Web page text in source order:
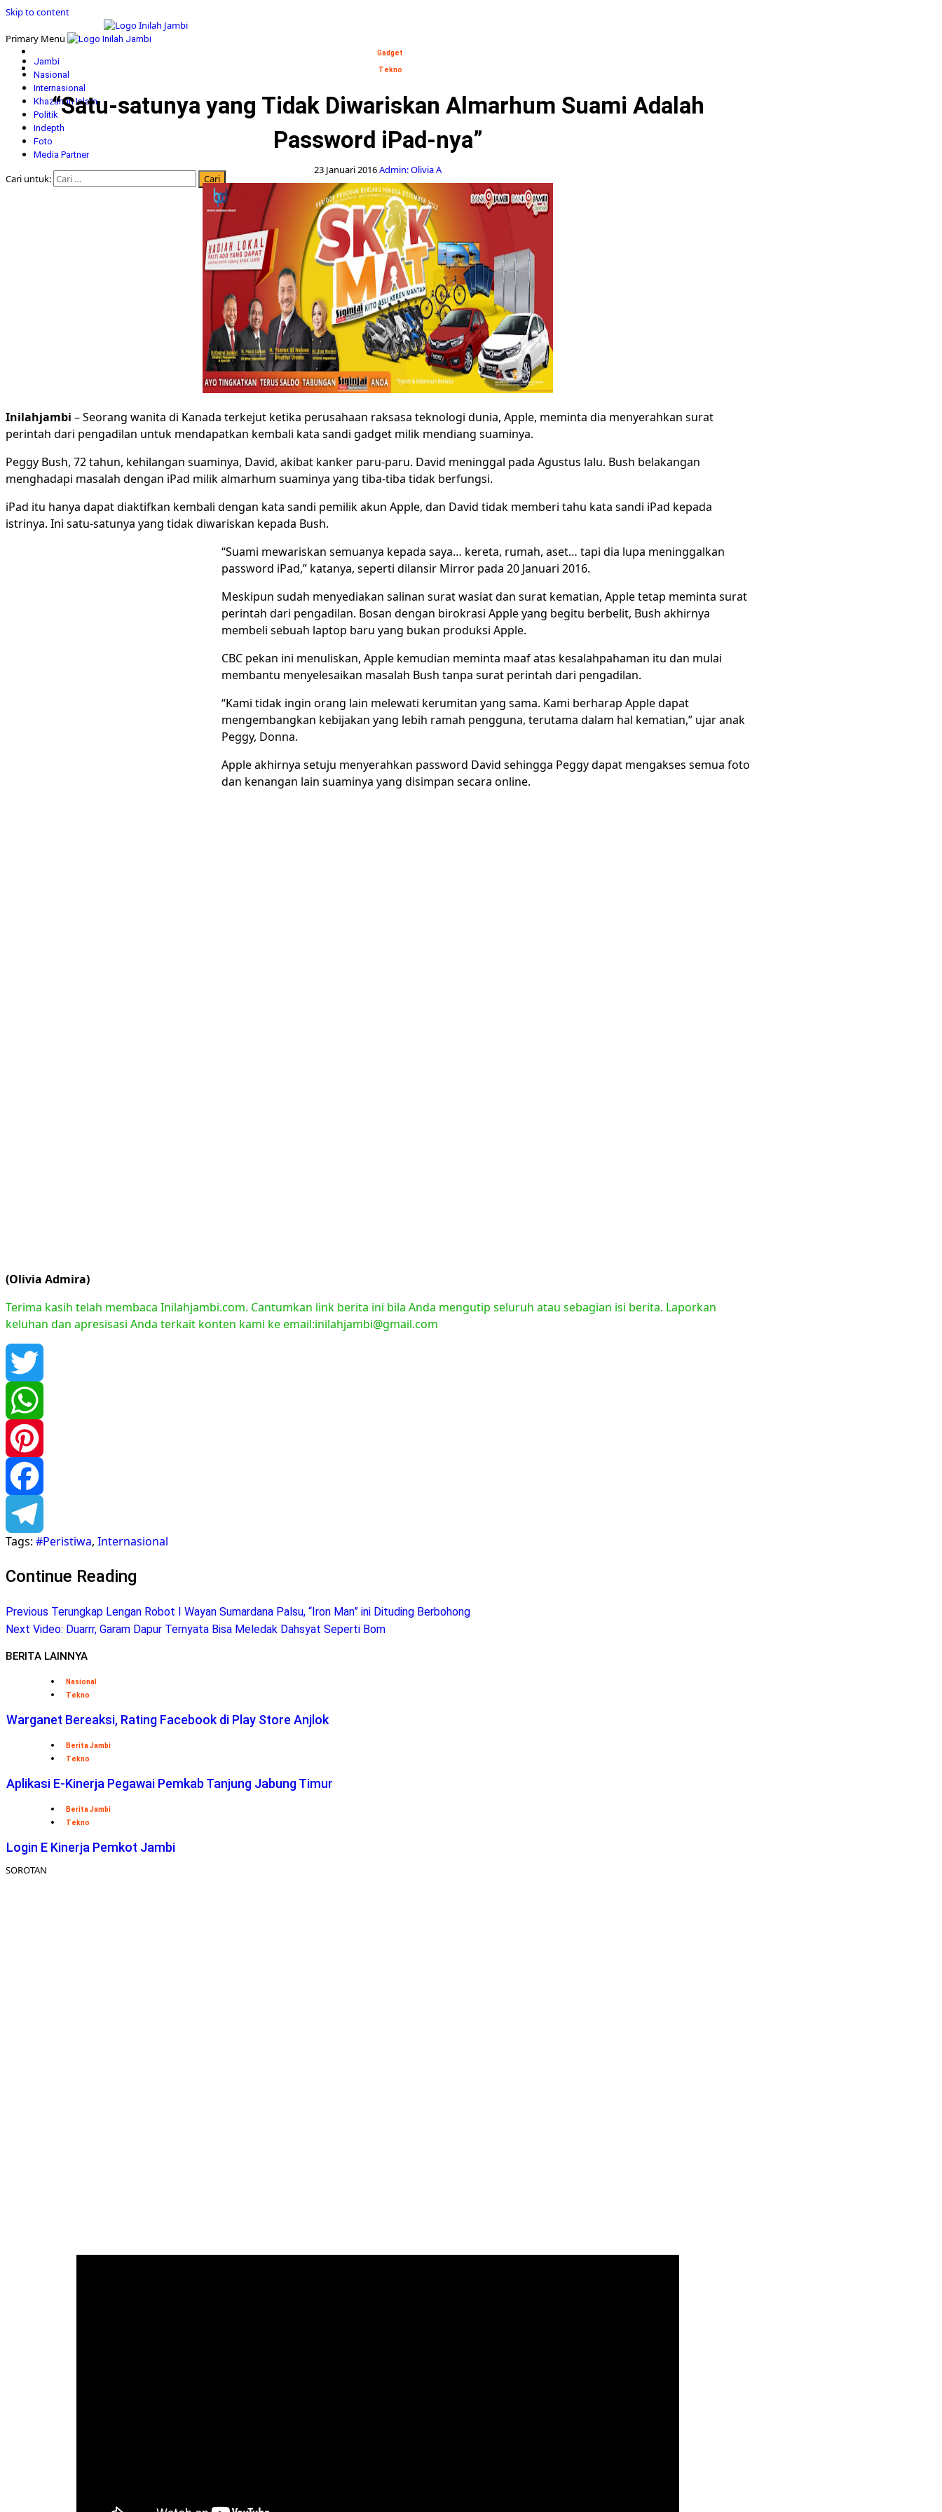
Skip to content
Primary Menu
Jambi
Nasional
Internasional
Khazanah Islam
Politik
Indepth
Foto
Media Partner
Cari untuk:
Gadget
Tekno
“Satu-satunya yang Tidak Diwariskan Almarhum Suami Adalah
Password iPad-nya”
23 Januari 2016Admin: Olivia A
Inilahjambi – Seorang wanita di Kanada terkejut ketika perusahaan raksasa teknologi dunia, Apple, meminta dia menyerahkan surat
perintah dari pengadilan untuk mendapatkan kembali kata sandi gadget milik mendiang suaminya.
Peggy Bush, 72 tahun, kehilangan suaminya, David, akibat kanker paru-paru. David meninggal pada Agustus lalu. Bush belakangan
menghadapi masalah dengan iPad milik almarhum suaminya yang tiba-tiba tidak berfungsi.
iPad itu hanya dapat diaktifkan kembali dengan kata sandi pemilik akun Apple, dan David tidak memberi tahu kata sandi iPad kepada
istrinya. Ini satu-satunya yang tidak diwariskan kepada Bush.
“Suami mewariskan semuanya kepada saya… kereta, rumah, aset… tapi dia lupa meninggalkan
password iPad,” katanya, seperti dilansir Mirror pada 20 Januari 2016.
Meskipun sudah menyediakan salinan surat wasiat dan surat kematian, Apple tetap meminta surat
perintah dari pengadilan. Bosan dengan birokrasi Apple yang begitu berbelit, Bush akhirnya
membeli sebuah laptop baru yang bukan produksi Apple.
CBC pekan ini menuliskan, Apple kemudian meminta maaf atas kesalahpahaman itu dan mulai
membantu menyelesaikan masalah Bush tanpa surat perintah dari pengadilan.
“Kami tidak ingin orang lain melewati kerumitan yang sama. Kami berharap Apple dapat
mengembangkan kebijakan yang lebih ramah pengguna, terutama dalam hal kematian,” ujar anak
Peggy, Donna.
Apple akhirnya setuju menyerahkan password David sehingga Peggy dapat mengakses semua foto
dan kenangan lain suaminya yang disimpan secara online.
(Olivia Admira)
Terima kasih telah membaca Inilahjambi.com. Cantumkan link berita ini bila Anda mengutip seluruh atau sebagian isi berita. Laporkan
keluhan dan apresisasi Anda terkait konten kami ke email:inilahjambi@gmail.com
Twitter
WhatsApp
Pinterest
Facebook
Telegram
Tags: #Peristiwa, Internasional
Continue Reading
Previous Terungkap Lengan Robot I Wayan Sumardana Palsu, “Iron Man” ini Dituding Berbohong
Next Video: Duarrr, Garam Dapur Ternyata Bisa Meledak Dahsyat Seperti Bom
BERITA LAINNYA
Nasional
Tekno
Warganet Bereaksi, Rating Facebook di Play Store Anjlok
Berita Jambi
Tekno
Aplikasi E-Kinerja Pegawai Pemkab Tanjung Jabung Timur
Berita Jambi
Tekno
Login E Kinerja Pemkot Jambi
SOROTAN